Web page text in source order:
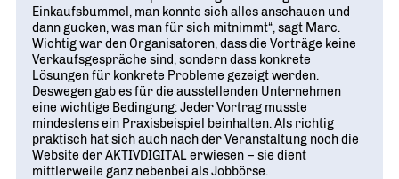
Einkaufsbummel, man konnte sich alles anschauen und
dann gucken, was man für sich mitnimmt“, sagt Marc.
Wichtig war den Organisatoren, dass die Vorträge keine
Verkaufsgespräche sind, sondern dass konkrete
Lösungen für konkrete Probleme gezeigt werden.
Deswegen gab es für die ausstellenden Unternehmen
eine wichtige Bedingung: Jeder Vortrag musste
mindestens ein Praxisbeispiel beinhalten. Als richtig
praktisch hat sich auch nach der Veranstaltung noch die
Website der AKTIVDIGITAL erwiesen – sie dient
mittlerweile ganz nebenbei als Jobbörse.